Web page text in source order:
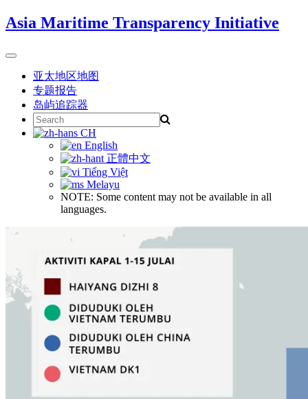
Skip
to
Asia Maritime Transparency Initiative
Toggle
navigation亚太地区地图
专题报告
岛屿追踪器
Search
for:
CH
English
正體中文
Tiếng Việt
Melayu
NOTE: Some content may not be available in all
languages.